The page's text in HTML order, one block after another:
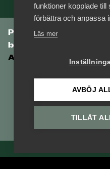
Prenumerera på
branschnyhetsbrev
Aktuell info direkt i din
Anmäl dig
funktioner kopplade
förbättra och anpassa
Läs mer
AVBÖJ
TILLÅT